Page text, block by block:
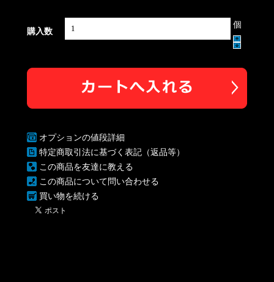
購入数
個
オプションの値段詳細
特定商取引法に基づく表記（返品等）
この商品を友達に教える
この商品について問い合わせる
買い物を続ける